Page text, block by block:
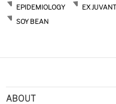
EPIDEMIOLOGY
EX
SOY BEAN
navigation
ABOUT